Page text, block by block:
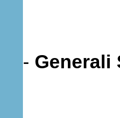
- Generali